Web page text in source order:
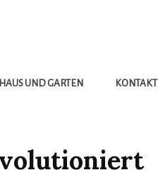
HAUS UND GARTEN KONTAKT